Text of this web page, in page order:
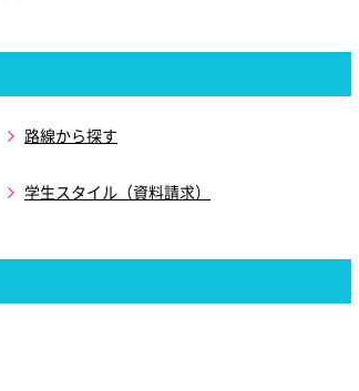
路線から探す
学生スタイル（資料請求）